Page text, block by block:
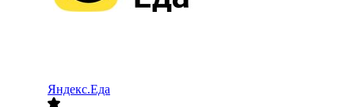
Яндекс.Еда